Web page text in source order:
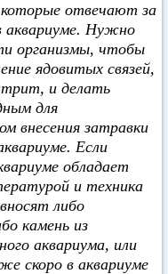
которые отвечают за
аквариуме. Нужно
организмы, чтобы
ядовитых связей,
и делать
для
внесения затравки
Если
обладает
и техника
либо
камень из
аквариума, или
скоро в аквариуме